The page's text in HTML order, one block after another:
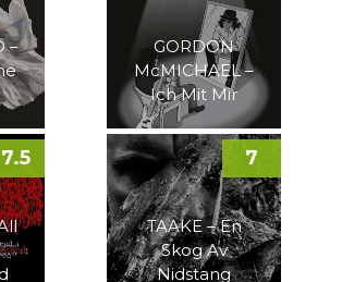
–
GORDON
McMICHAEL –
Ich Mit Mir
7.5
TAAKE – En
Skog Av
Nidstang
7